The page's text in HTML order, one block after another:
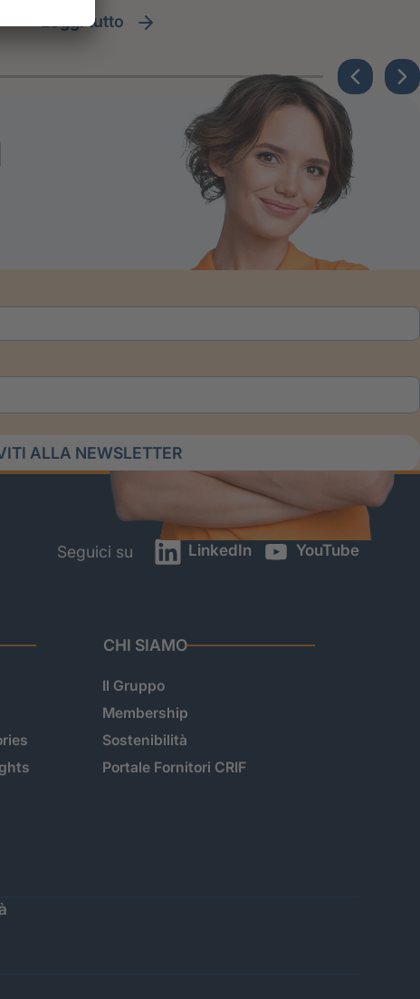
leggi tutto
ALLA NEWSLETTER
Seguici su LinkedIn YouTube
CHI SIAMO
Il Gruppo
Membership
Sostenibilità
Portale Fornitori CRIF